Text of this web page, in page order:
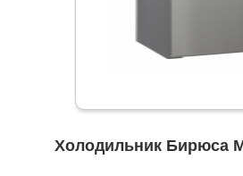
Холодильник Бирюса